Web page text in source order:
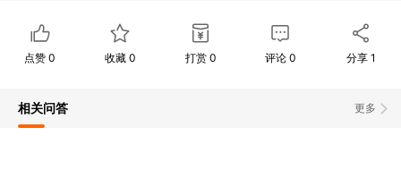
点赞0 收藏 0 打赏 0 评论0 分享 1
更多
相关问答